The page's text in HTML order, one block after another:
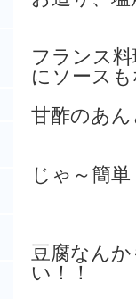
フランス
にソース
甘酢のあ
じゃ～簡
豆腐なん
い！！